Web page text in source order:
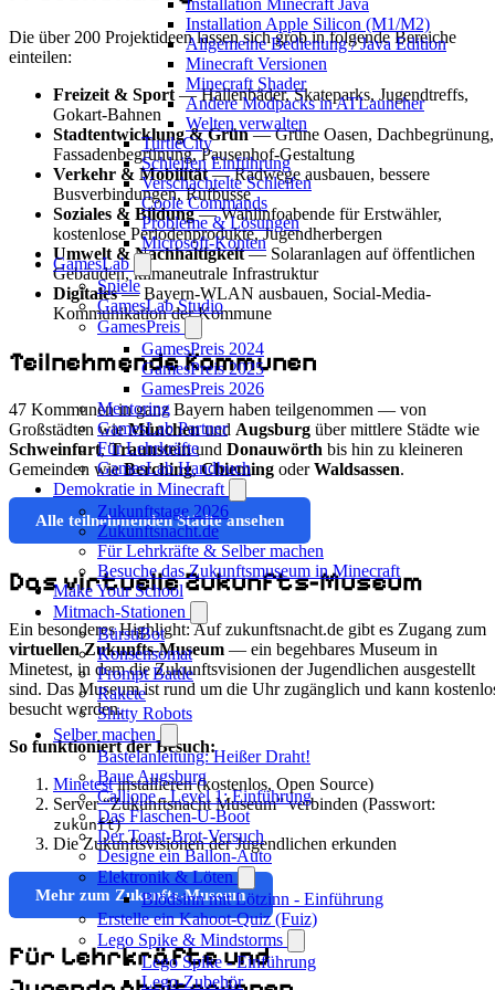
Installation Minecraft Java
Installation Apple Silicon (M1/M2)
Allgemeine Bedienung / Java Edition
Minecraft Versionen
Minecraft Shader
Andere Modpacks in ATLauncher
Welten verwalten
TurtleCity
Schleifen Einführung
Verschachtelte Schleifen
Coole Commands
Probleme & Lösungen
Microsoft-Konten
GamesLab
Spiele
GamesLab Studio
GamesPreis
GamesPreis 2024
GamesPreis 2025
GamesPreis 2026
Mentoring
GamesLab Partner
Für Lehrkräfte
GamesLab Handbuch
Demokratie in Minecraft
Zukunftstage 2026
Zukunftsnacht.de
Für Lehrkräfte & Selber machen
Besuche das Zukunftsmuseum in Minecraft
Make Your School
Mitmach-Stationen
BürstiBot
Konsensomat
Prompt Battle
Rakete
Shitty Robots
Selber machen
Bastelanleitung: Heißer Draht!
Baue Augsburg
Calliope - Level 1: Einführung
Das Flaschen-U-Boot
Der Toast-Brot-Versuch
Designe ein Ballon-Auto
Elektronik & Löten
Blödsinn mit Lötzinn - Einführung
Erstelle ein Kahoot-Quiz (Fuiz)
Lego Spike & Mindstorms
Lego Spike - Einführung
Lego-Zubehör
Die über 200 Projektideen lassen sich grob in folgende Bereiche
einteilen:
Freizeit & Sport— Hallenbäder, Skateparks, Jugendtreffs,
Gokart-Bahnen
Stadtentwicklung & Grün— Grüne Oasen, Dachbegrünung,
Fassadenbegrünung, Pausenhof-Gestaltung
Verkehr & Mobilität— Radwege ausbauen, bessere
Busverbindungen, Rufbusse
Soziales & Bildung— Wahlinfoabende für Erstwähler,
kostenlose Periodenprodukte, Jugendherbergen
Umwelt & Nachhaltigkeit— Solaranlagen auf öffentlichen
Gebäuden, klimaneutrale Infrastruktur
Digitales— Bayern-WLAN ausbauen, Social-Media-
Kommunikation der Kommune
Teilnehmende Kommunen
47 Kommunen in ganz Bayern haben teilgenommen — von
Großstädten wieMünchenund Augsburg über mittlere Städte wie
Schweinfurt,Traunsteinund Donauwörth bis hin zu kleineren
Gemeinden wieBerching,Chieming oderWaldsassen.
Alle teilnehmenden Städte ansehen
Das virtuelle Zukunfts-Museum
Ein besonderes Highlight: Auf zukunftsnacht.de gibt es Zugang zum
virtuellen Zukunfts-Museum — ein begehbares Museum in
Minetest, in dem die Zukunftsvisionen der Jugendlichen ausgestellt
sind. Das Museum ist rund um die Uhr zugänglich und kann
besucht werden.
So funktioniert der Besuch:
Minetestinstallieren (kostenlos, Open Source)
Server “Zukunftsnacht Museum” verbinden (Passwort:
zukunft)
Die Zukunftsvisionen der Jugendlichen erkunden
Mehr zum Zukunfts-Museum
Für Lehrkräfte und